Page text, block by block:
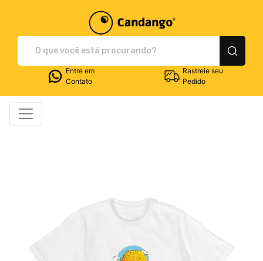
Entre em
Contato
Rastreie seu
Pedido